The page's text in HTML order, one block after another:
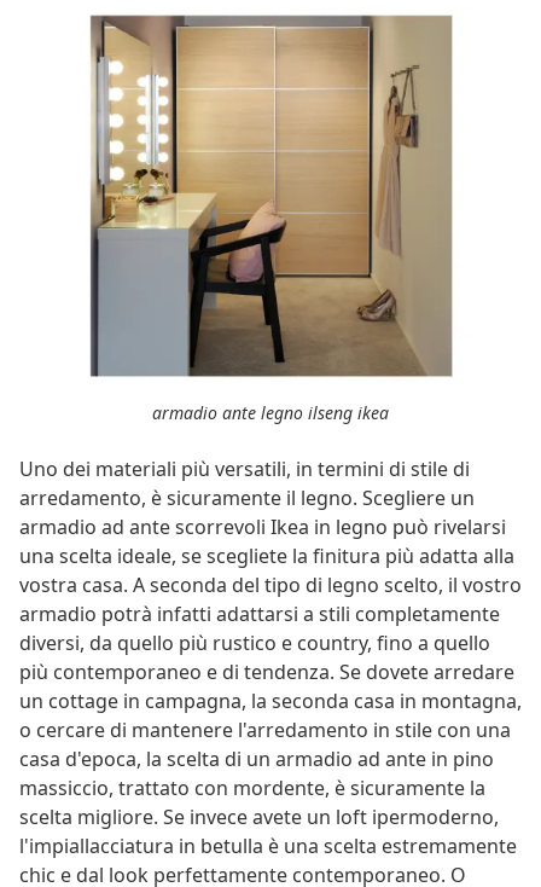
armadio ante legno ilseng ikea
Uno dei materiali più versatili, in termini di stile di
arredamento, è sicuramente il legno. Scegliere un
armadio ad ante scorrevoli Ikea in legno può rivelarsi
una scelta ideale, se scegliete la finitura più adatta alla
vostra casa. A seconda del tipo di legno scelto, il vostro
armadio potrà infatti adattarsi a stili completamente
diversi, da quello più rustico e country, fino a quello
più contemporaneo e di tendenza. Se dovete arredare
un cottage in campagna, la seconda casa in montagna,
o cercare di mantenere l'arredamento in stile con una
casa d'epoca, la scelta di un armadio ad ante in pino
massiccio, trattato con mordente, è sicuramente la
scelta migliore. Se invece avete un loft ipermoderno,
l'impiallacciatura in betulla è una scelta estremamente
chic e dal look perfettamente contemporaneo. O